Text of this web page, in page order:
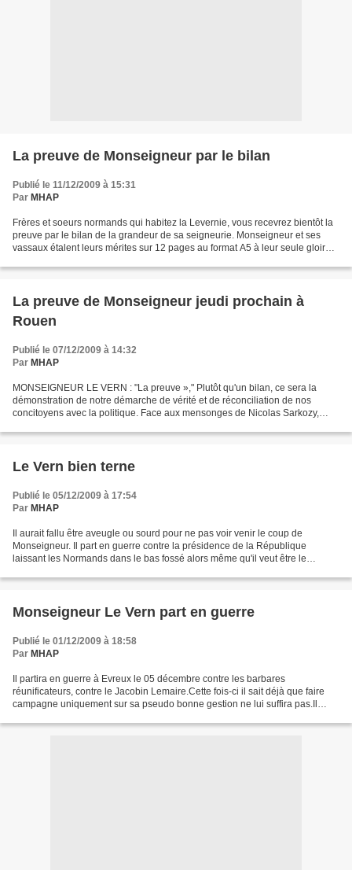
La preuve de Monseigneur par le bilan
Publié le 11/12/2009 à 15:31
Par MHAP
Frères et soeurs normands qui habitez la Levernie, vous recevrez bientôt la
preuve par le bilan de la grandeur de sa seigneurie. Monseigneur et ses
vassaux étalent leurs mérites sur 12 pages au format A5 à leur seule gloire...
La preuve de Monseigneur jeudi prochain à
Rouen
Publié le 07/12/2009 à 14:32
Par MHAP
MONSEIGNEUR LE VERN : "La preuve »," Plutôt qu'un bilan, ce sera la
démonstration de notre démarche de vérité et de réconciliation de nos
concitoyens avec la politique. Face aux mensonges de Nicolas Sarkozy,
Le Vern bien terne
Publié le 05/12/2009 à 17:54
Par MHAP
Il aurait fallu être aveugle ou sourd pour ne pas voir venir le coup de
Monseigneur. Il part en guerre contre la présidence de la République
laissant les Normands dans le bas fossé alors même qu'il veut être le
Monseigneur Le Vern part en guerre
Publié le 01/12/2009 à 18:58
Par MHAP
Il partira en guerre à Evreux le 05 décembre contre les barbares
réunificateurs, contre le Jacobin Lemaire.Cette fois-ci il sait déjà que faire
campagne uniquement sur sa pseudo bonne gestion ne lui suffira pas.Il